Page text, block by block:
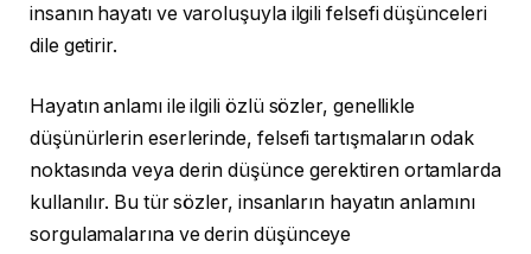
insanın hayatı ve varoluşuyla ilgili felsefi düşünceleri
dile getirir.
Hayatın anlamı ile ilgili özlü sözler, genellikle
düşünürlerin eserlerinde, felsefi tartışmaların odak
noktasında veya derin düşünce gerektiren ortamlarda
kullanılır. Bu tür sözler, insanların hayatın anlamını
sorgulamalarına ve derin düşünceye